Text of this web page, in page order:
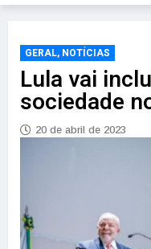
GERAL, NOTÍCIAS
Lula vai
sociedade
20 de abril de 2023